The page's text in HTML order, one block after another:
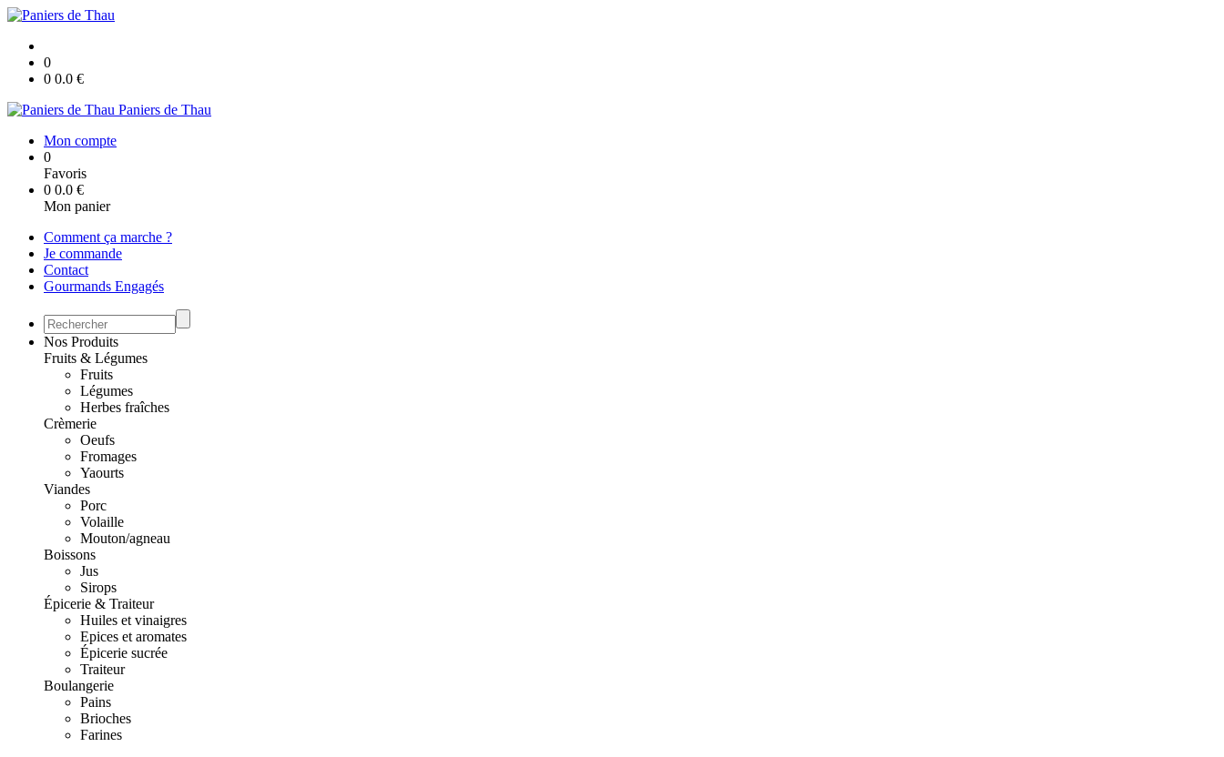
0
0 0.0 €
Paniers de Thau
Mon compte
0
Favoris
0 0.0 €
Mon panier
Comment ça marche ?
Je commande
Contact
Gourmands Engagés
Nos Produits
Fruits & Légumes
Fruits
Légumes
Herbes fraîches
Crèmerie
Oeufs
Fromages
Yaourts
Viandes
Porc
Volaille
Mouton/agneau
Boissons
Jus
Sirops
Épicerie & Traiteur
Huiles et vinaigres
Epices et aromates
Épicerie sucrée
Traiteur
Boulangerie
Pains
Brioches
Farines